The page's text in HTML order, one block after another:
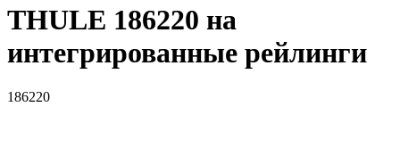
THULE 186220 на
интегрированные рейлинги
186220